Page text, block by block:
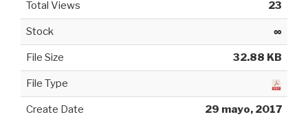
Total Views 23
Stock ∞
File Size 32.88 KB
File Type
Create Date 29 mayo, 2017